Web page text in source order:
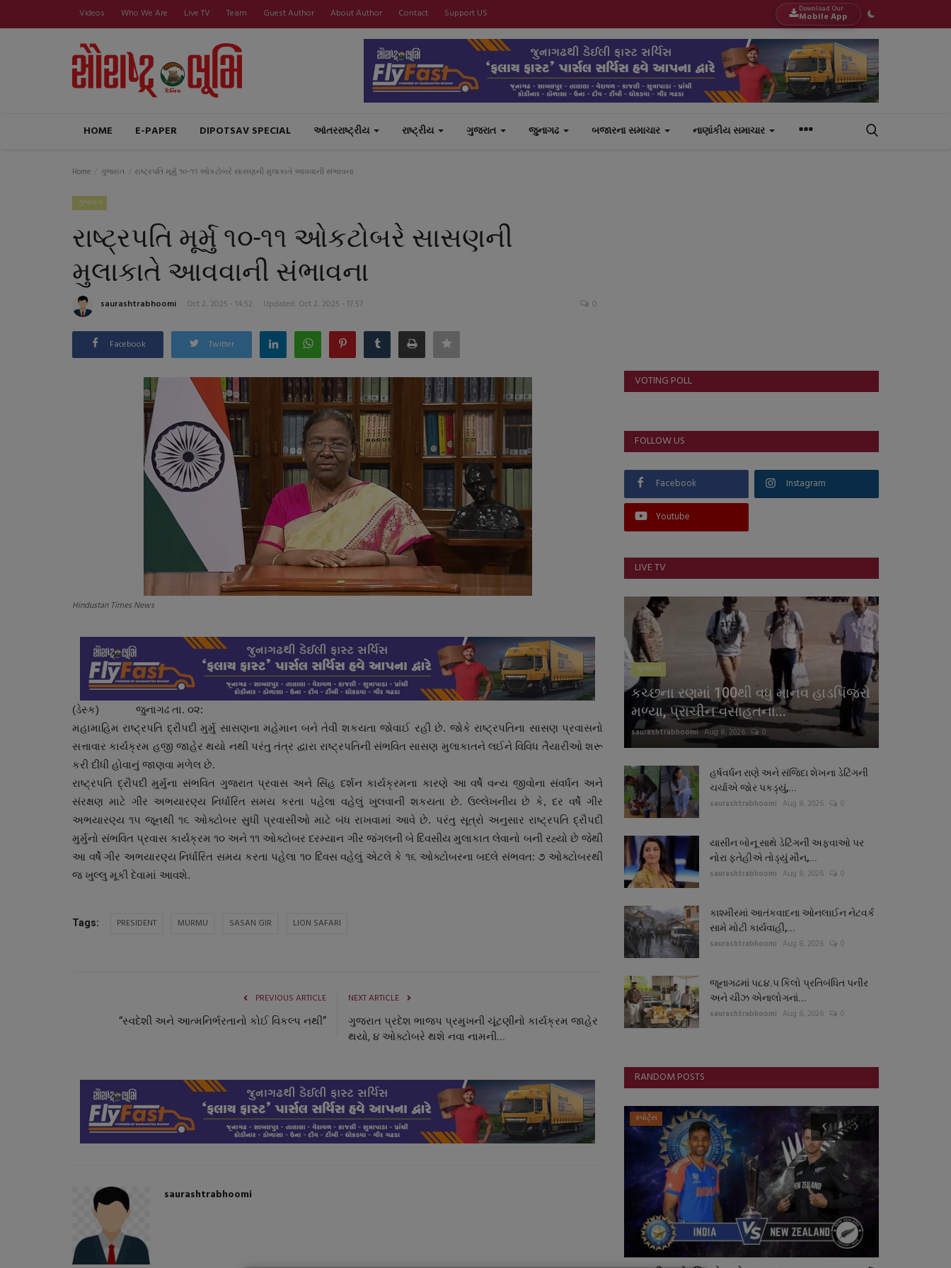
Videos Who We Are Live TV Team Guest Author About Author Contact Support US Download Our
Mobile App
HOME E-PAPER DIPOTSAV SPECIAL આંતરરાષ્ટ્રીય રાષ્ટ્રીય ગુજરાત જુનાગઢ બજારના સમાચાર નાણાંકીય સમાચાર
Home ગુજરાત રાષ્ટ્રપતિ મૂર્મુ ૧૦-૧૧ ઓકટોબરે સાસણની મુલાકાતે આવવાની સંભાવના
ગુજરાત
રાષ્ટ્રપતિ મૂર્મુ ૧૦-૧૧ ઓકટોબરે સાસણની
મુલાકાતે આવવાની સંભાવના
saurashtrabhoomi Oct 2, 2025 - 14:52 Updated: Oct 2, 2025 - 17:57 0
Facebook Twitter
Hindustan Times News
(ડેસ્ક) જુનાગઢ તા. ૦૨:
મહામાહિમ રાષ્ટ્રપતિ દ્રૌપદી મુર્મુ સાસણના મહેમાન બને તેવી શકયતા જોવાઈ રહી છે. જોકે રાષ્ટ્રપતિના સાસણ પ્રવાસનો
સત્તાવાર કાર્યક્રમ હજી જાહેર થયો નથી પરંતુ તંત્ર દ્વારા રાષ્ટ્રપતિની સંભવિત સાસણ મુલાકાતને લઈને વિવિધ તૈયારીઓ શરૂ
કરી દીધી હોવાનું જાણવા મળેલ છે.
રાષ્ટ્રપતિ દ્રૌપદી મુર્મુના સંભવિત ગુજરાત પ્રવાસ અને સિંહ દર્શન કાર્યક્રમના કારણે આ વર્ષે વન્ય જીવોના સંવર્ધન અને
સંરક્ષણ માટે ગીર અભયારણ્ય નિર્ધારિત સમય કરતા પહેલા વહેલું ખુલવાની શકયતા છે. ઉલ્લેખનીય છે કે, દર વર્ષે ગીર
અભયારણ્ય ૧૫ જૂનથી ૧૬ ઓક્ટોબર સુધી પ્રવાસીઓ માટે બંધ રાખવામાં આવે છે. પરંતુ સૂત્રો અનુસાર રાષ્ટ્રપતિ દ્રૌપદી
મુર્મુનો સંભવિત પ્રવાસ કાર્યક્રમ ૧૦ અને ૧૧ ઓક્ટોબર દરમ્યાન ગીર જંગલની બે દિવસીય મુલાકાત લેવાનો બની રહ્યો છે જેથી
આ વર્ષે ગીર અભયારણ્ય નિર્ધારિત સમય કરતા પહેલા ૧૦ દિવસ વહેલું એટલે કે ૧૬ ઓક્ટોબરના બદલે સંભવત: ૭ ઓક્ટોબરથી
જ ખુલ્લુ મૂકી દેવામાં આવશે.
Tags: PRESIDENT MURMU SASAN GIR LION SAFARI
PREVIOUS ARTICLE
“સ્વદેશી અને આત્મનિર્ભરતાનો કોઈ વિકલ્પ નથી”
NEXT ARTICLE
ગુજરાત પ્રદેશ ભાજપ પ્રમુખની ચૂંટણીનો કાર્યક્રમ જાહેર
થયો, ૪ ઓક્ટોબરે થશે નવા નામની...
saurashtrabhoomi
VOTING POLL
FOLLOW US
Facebook Instagram
Youtube
LIVE TV
ગુજરાત
કચ્છના રણમાં 100થી વધુ માનવ હાડપિંજરો
મળ્યા, પ્રાચીન વસાહતના...
saurashtrabhoomi Aug 8, 2026 0
હર્ષવર્ધન રાણે અને સંજિદા શેખના ડેટિંગની
ચર્ચાએ જોર પકડ્યું,...
saurashtrabhoomi Aug 8, 2026 0
યાસીન બોનૂ સાથે ડેટિંગની અફવાઓ પર
નોરા ફતેહીએ તોડ્યું મૌન,...
saurashtrabhoomi Aug 8, 2026 0
કાશ્મીરમાં આતંકવાદના ઓનલાઈન નેટવર્ક
સામે મોટી કાર્યવાહી,...
saurashtrabhoomi Aug 8, 2026 0
જૂનાગઢમાં ૫૮૪.૫ કિલો પ્રતિબંધિત પનીર
અને ચીઝ એનાલોગનાં...
saurashtrabhoomi Aug 8, 2026 0
RANDOM POSTS
ગુજરાત બોલિવૂડ સ્પોર્ટ્સ